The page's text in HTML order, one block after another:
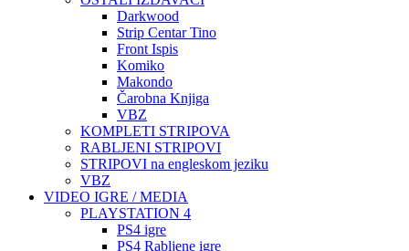
Darkwood
Strip Centar Tino
Front Ispis
Komiko
Makondo
Čarobna Knjiga
VBZ
KOMPLETI STRIPOVA
RABLJENI STRIPOVI
STRIPOVI na engleskom jeziku
VBZ
VIDEO IGRE / MEDIA
PLAYSTATION 4
PS4 igre
PS4 Rabljene igre